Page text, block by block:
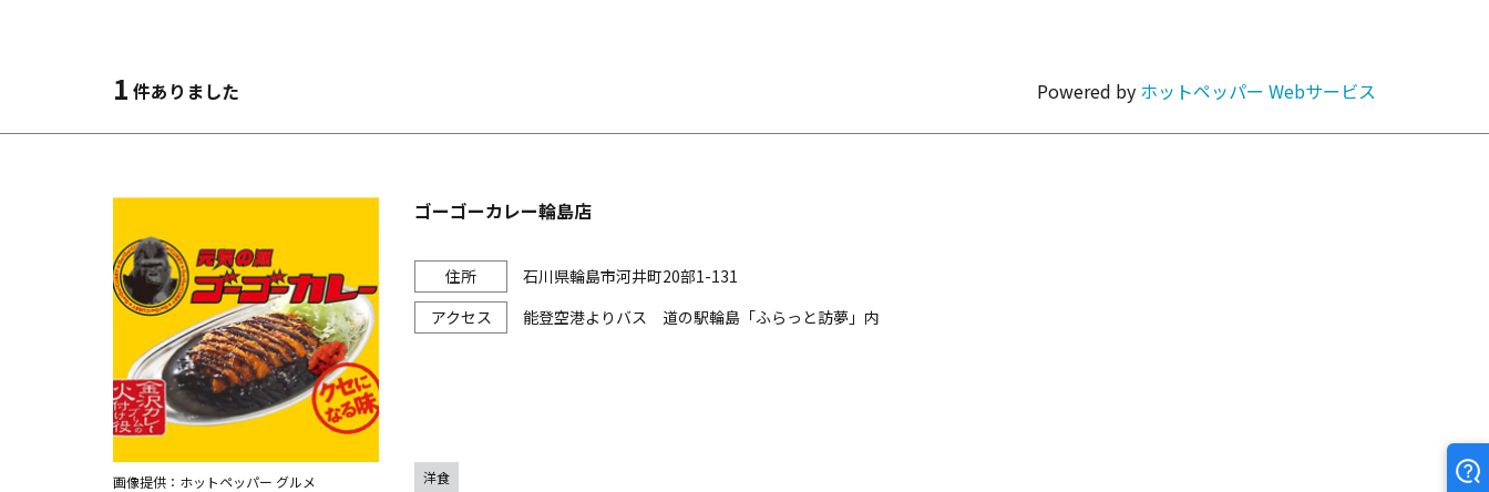
韓国料理 カラオケ・パーティ
その他グルメ
金沢市他・野々市・白山・内灘
1 件ありました Powered by ホットペッパー Webサービス
ゴーゴーカレー輪島店
石川県輪島市河井町20部1-131
能登空港よりバス 道の駅輪島「ふらっと訪夢」内
画像提供：ホットペッパー グルメ 洋食